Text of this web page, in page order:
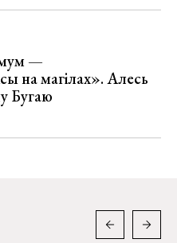
—
на магілах». Алесь
Бугаю